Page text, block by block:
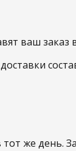
ваш заказ
же